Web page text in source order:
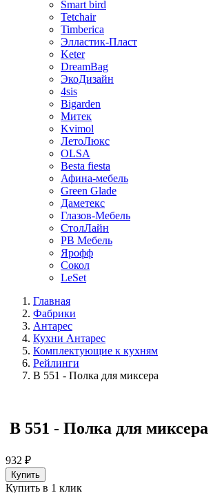
Smart bird
Tetchair
Timberica
Элластик-Пласт
Keter
DreamBag
ЭкоДизайн
4sis
Bigarden
Митек
Kvimol
ЛетоЛюкс
OLSA
Besta fiesta
Афина-мебель
Green Glade
Даметекс
Глазов-Мебель
СтолЛайн
РВ Мебель
Ярофф
Сокол
LeSet
Главная
Фабрики
Антарес
Кухни Антарес
Комплектующие к кухням
Рейлинги
B 551 - Полка для миксера
B 551 - Полка для миксера
932 ₽
Купить в 1 клик